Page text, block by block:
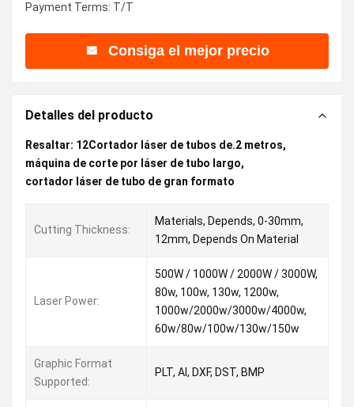
Payment Terms: T/T
Consiga el mejor precio
Detalles del producto
Resaltar: 12Cortador láser de tubos de.2 metros,
máquina de corte por láser de tubo largo,
cortador láser de tubo de gran formato
Cutting Thickness:
Materials, Depends, 0-30mm,
12mm, Depends On Material
Laser Power:
500W / 1000W / 2000W / 3000W,
80w, 100w, 130w, 1200w,
1000w/2000w/3000w/4000w,
60w/80w/100w/130w/150w
Graphic Format
Supported:
PLT, AI, DXF, DST, BMP